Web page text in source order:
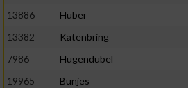
13886
Huber
13382
Katenbring
7986
Hugendubel
19965
Bunjes